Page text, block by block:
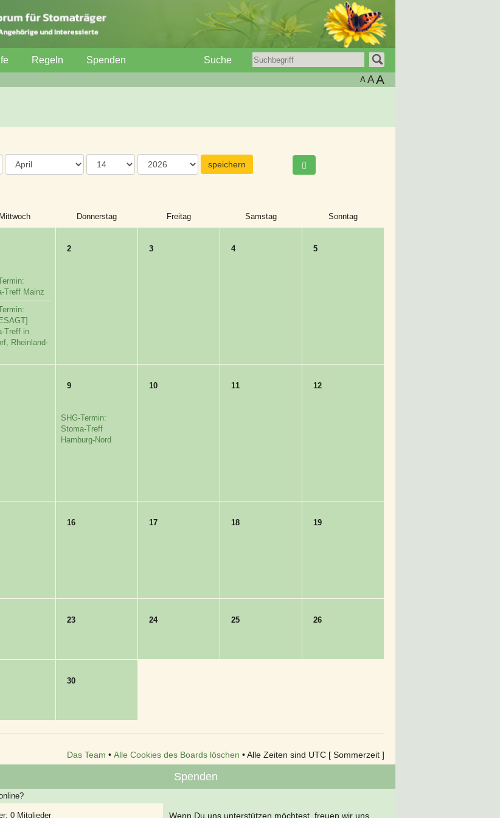
Regeln Spenden Suche
A AA
Mittwoch Donnerstag Freitag Samstag Sonntag
Treff Mainz
Treff in
Rheinland-
2 3 4 5
9
SHG-Termin:
Stoma-Treff
Hamburg-Nord
10 11 12
16 17 18 19
23 24 25 26
30
Das Team • Alle Cookies des Boards löschen • Alle Zeiten sind UTC [ Sommerzeit ]
0 Mitglieder
Spenden
Wenn Du uns unterstützen möchtest, freuen wir uns